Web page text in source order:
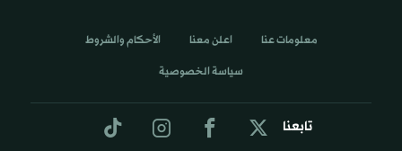
تابعنا
معلومات عنا اعلن معنا الأحكام والشروط
سياسة الخصوصية